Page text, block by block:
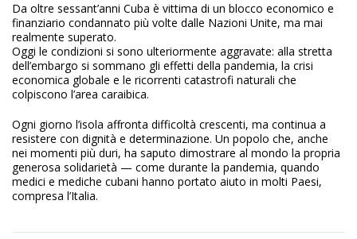
Da oltre sessant’anni Cuba è vittima di un blocco economico e
finanziario condannato più volte dalle Nazioni Unite, ma mai
realmente superato.
Oggi le condizioni si sono ulteriormente aggravate: alla stretta
dell’embargo si sommano gli effetti della pandemia, la crisi
economica globale e le ricorrenti catastrofi naturali che
colpiscono l’area caraibica.
Ogni giorno l’isola affronta difficoltà crescenti, ma continua a
resistere con dignità e determinazione. Un popolo che, anche
nei momenti più duri, ha saputo dimostrare al mondo la propria
generosa solidarietà — come durante la pandemia, quando
medici e mediche cubani hanno portato aiuto in molti Paesi,
compresa l’Italia.